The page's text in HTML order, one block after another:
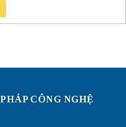
CÔNG NGHỆ